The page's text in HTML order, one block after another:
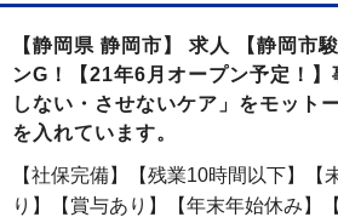
【静岡県 静岡市】 求人 【静岡市
ンG！【21年6月オープン予定！
しない・させないケア」をモット
を入れています。
【社保完備】【残業10時間以下】【
り】【賞与あり】【年末年始休み】